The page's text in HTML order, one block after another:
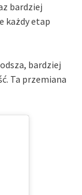
bardziej
każdy etap
bardziej
Ta przemiana